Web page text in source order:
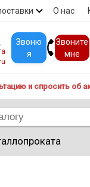
О нас
Покупателям
Звоню
я
Звоните
мне
и спросить об